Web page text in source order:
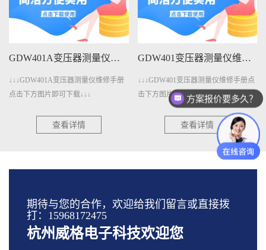
GDW401A变压器测量仪维修手册下载
↓↓↓GDW401A变压器测量仪维修手册
点击下方图片即可下载↓↓↓
查看详情
GDW401变压器测量仪维修手册下载
↓↓↓GDW401变压器测量仪维修手册点
击下方图片即可下载↓↓↓
查看详情
期待与您的合作，欢迎给我们留言或直接拨
打：15968172475
杭州威格电子科技欢迎您
方案报价要多久？